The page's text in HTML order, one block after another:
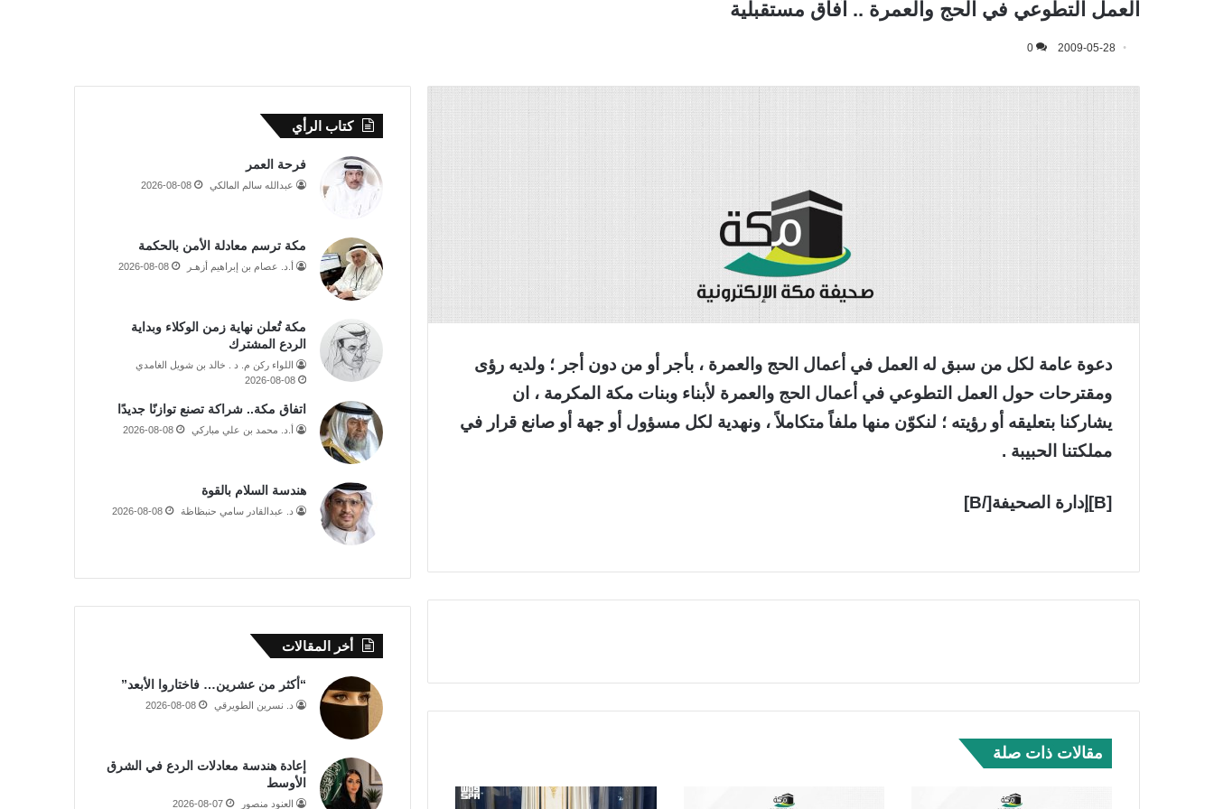
العمل التطوعي في الحج والعمرة .. آفاق مستقبلية
2009-05-28
0
دعوة عامة لكل من سبق له العمل في أعمال الحج والعمرة ، بأجر أو من دون أجر ؛ ولديه رؤى
ومقترحات حول العمل التطوعي في أعمال الحج والعمرة لأبناء وبنات مكة المكرمة ، ان
يشاركنا بتعليقه أو رؤيته ؛ لنكوّن منها ملفاً متكاملاً ، ونهدية لكل مسؤول أو جهة أو صانع قرار في
مملكتنا الحبيبة .
[B]إدارة الصحيفة[/B]
مقالات ذات صلة
كتاب الرأي
فرحة العمر
عبدالله سالم المالكي 2026-08-08
مكة ترسم معادلة الأمن بالحكمة
أ.د. عصام بن إبراهيم أزهـر 2026-08-08
مكة تُعلن نهاية زمن الوكلاء وبداية
الردع المشترك
اللواء ركن م. د . خالد بن شويل الغامدي
2026-08-08
اتفاق مكة.. شراكة تصنع توازنًا جديدًا
أ.د. محمد بن علي مباركي 2026-08-08
هندسة السلام بالقوة
د. عبدالقادر سامي حنبظاظة 2026-08-08
أخر المقالات
“أكثر من عشرين… فاختاروا الأبعد”
د. نسرين الطويرقي 2026-08-08
إعادة هندسة معادلات الردع في الشرق
الأوسط
العنود منصور 2026-08-07